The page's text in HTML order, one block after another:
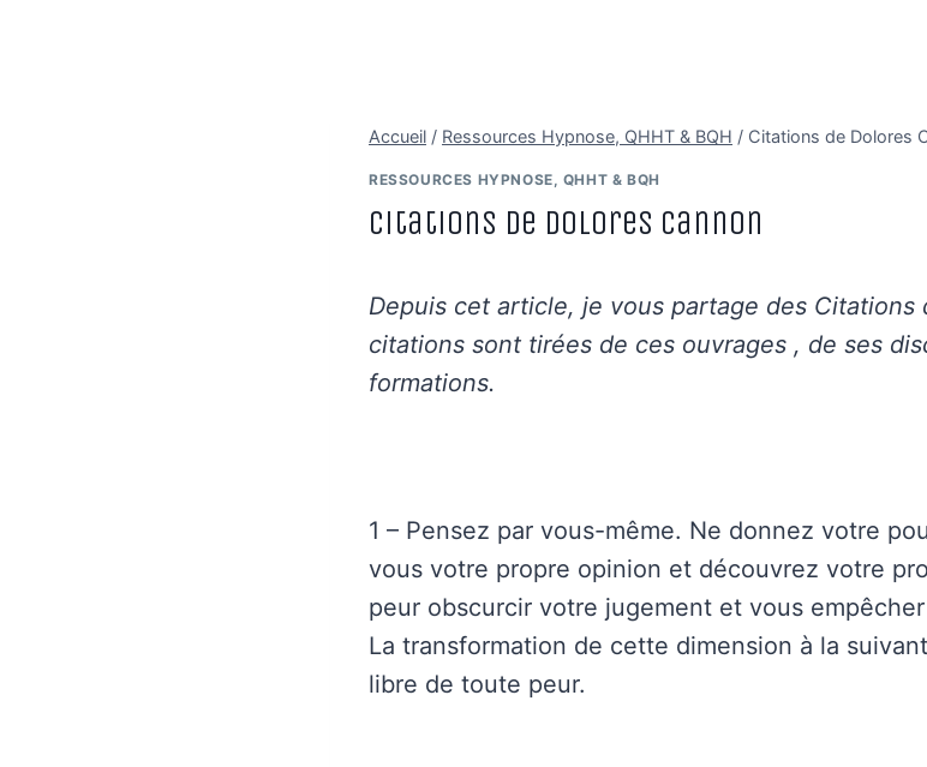
Accueil / Ressources Hypnose, QHHT & BQH / Citations de Dolores
RESSOURCES HYPNOSE, QHHT & BQH
Citations de Dolores Cannon
Depuis cet article, je vous partage des Citations
citations sont tirées de ces ouvrages , de ses
formations.
1 – Pensez par vous-même. Ne donnez votre
vous votre propre opinion et découvrez votre
peur obscurcir votre jugement et vous
La transformation de cette dimension à la
libre de toute peur.